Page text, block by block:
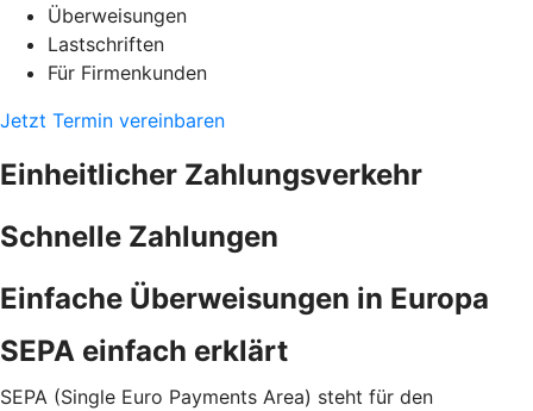
Überweisungen
Lastschriften
Für Firmenkunden
Jetzt Termin vereinbaren
Einheitlicher Zahlungsverkehr
Schnelle Zahlungen
Einfache Überweisungen in Europa
SEPA einfach erklärt
SEPA (Single Euro Payments Area) steht für den